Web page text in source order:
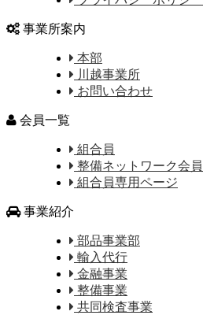
事業所案内
本部
川越事業所
お問い合わせ
会員一覧
組合員
整備ネットワーク会員
組合員専用ページ
事業紹介
部品事業部
輸入代行
金融事業
整備事業
共同検査事業